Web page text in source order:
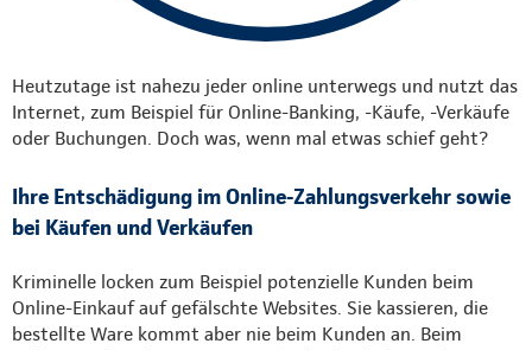
Heutzutage ist nahezu jeder online unterwegs und nutzt das
Internet, zum Beispiel für Online-Banking, -Käufe, -Verkäufe
oder Buchungen. Doch was, wenn mal etwas schief geht?
Ihre Entschädigung im Online-Zahlungsverkehr sowie
bei Käufen und Verkäufen
Kriminelle locken zum Beispiel potenzielle Kunden beim
Online-Einkauf auf gefälschte Websites. Sie kassieren, die
bestellte Ware kommt aber nie beim Kunden an. Beim